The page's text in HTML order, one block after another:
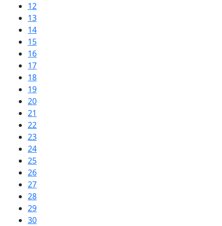
12
13
14
15
16
17
18
19
20
21
22
23
24
25
26
27
28
29
30